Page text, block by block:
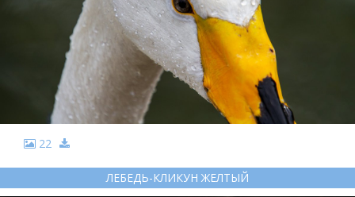
22
ЛЕБЕДЬ-КЛИКУН ЖЕЛТЫЙ